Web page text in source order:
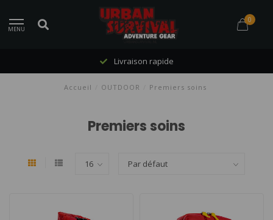
MENU
0
Livraison rapide
Accueil OUTDOOR Premiers soins
Premiers soins